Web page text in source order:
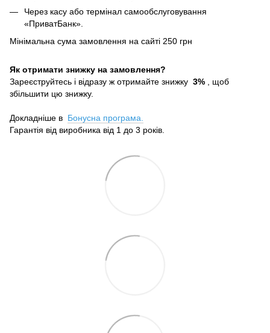
Через касу або термінал самообслуговування
«ПриватБанк».
Мінімальна сума замовлення на сайті 250 грн
Як отримати знижку на замовлення?
Зареєструйтесь і відразу ж отримайте знижку 3% , щоб
збільшити цю знижку.
Докладніше в Бонусна програма.
Гарантія від виробника від 1 до 3 років.